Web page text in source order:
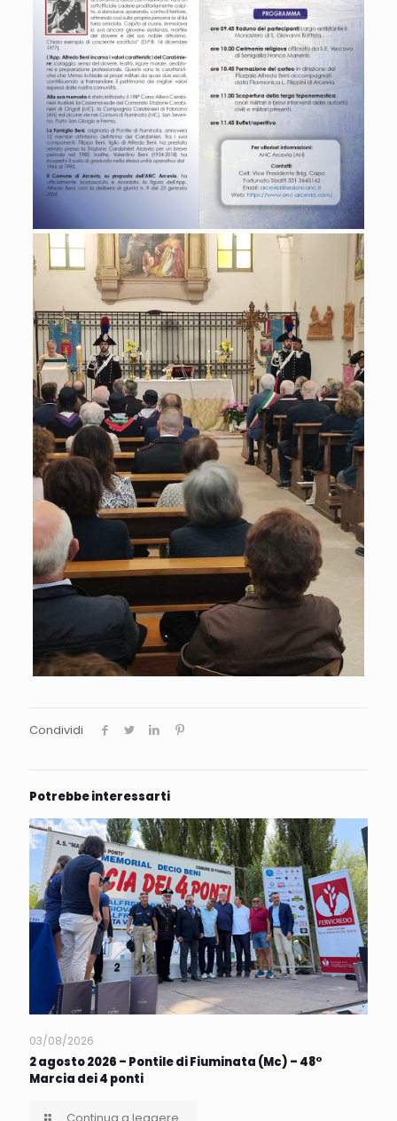
Condividi
Potrebbe interessarti
03/08/2026
2 agosto 2026 – Pontile di Fiuminata (Mc) – 48°
Marcia dei 4 ponti